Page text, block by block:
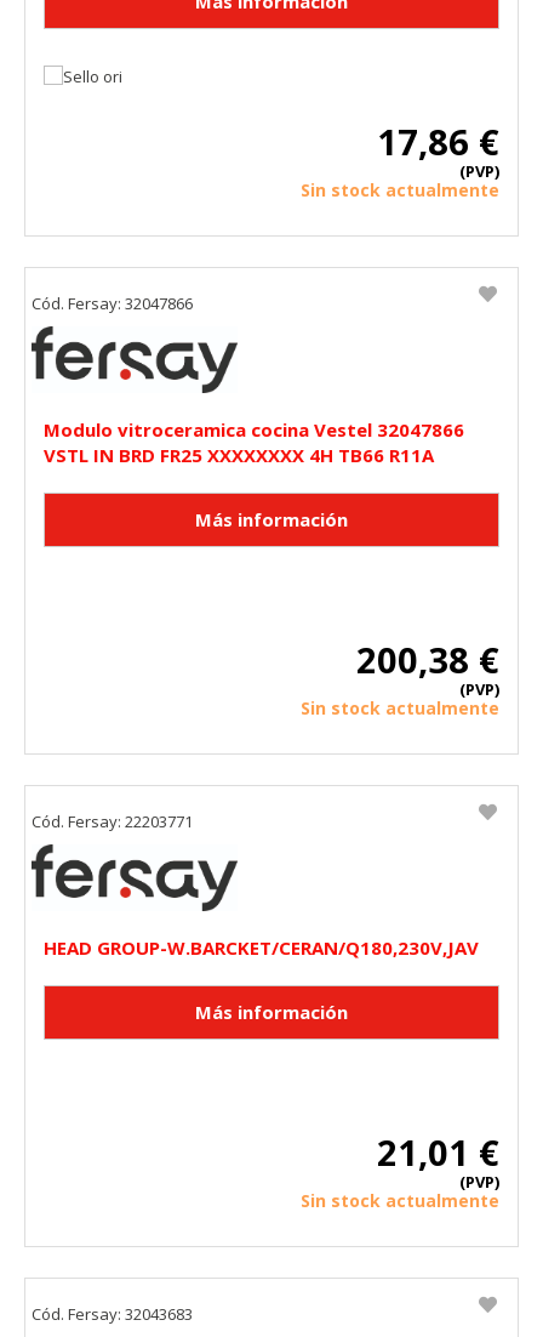
17,86 €
(PVP)
Sin stock actualmente
Modulo vitroceramica cocina Vestel 32047866
VSTL IN BRD FR25 XXXXXXXX 4H TB66 R11A
200,38 €
(PVP)
Sin stock actualmente
Cód. Fersay: 32047866
HEAD GROUP-W.BARCKET/CERAN/Q180,230V,JAV
21,01 €
(PVP)
Sin stock actualmente
Cód. Fersay: 22203771
Cód. Fersay: 32043683